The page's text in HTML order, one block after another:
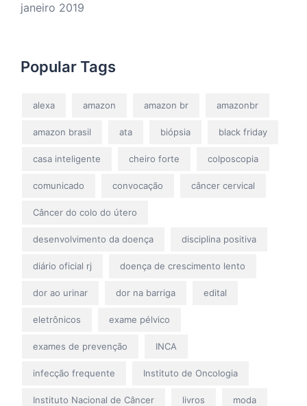
janeiro 2019
Popular Tags
alexa amazon amazon br amazonbr
amazon brasil ata biópsia black friday
casa inteligente cheiro forte colposcopia
comunicado convocação câncer cervical
Câncer do colo do útero
desenvolvimento da doença disciplina positiva
diário oficial rj doença de crescimento lento
dor ao urinar dor na barriga edital
eletrônicos exame pélvico
exames de prevenção INCA
infecção frequente Instituto de Oncologia
Instituto Nacional de Câncer livros moda